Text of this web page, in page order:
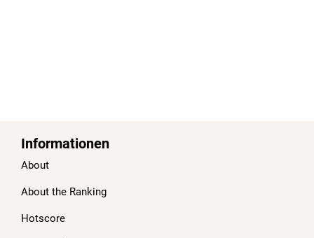
Informationen
About
About the Ranking
Hotscore